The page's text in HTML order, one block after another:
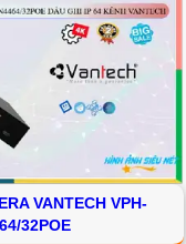
VANTECH VPH-
32POE